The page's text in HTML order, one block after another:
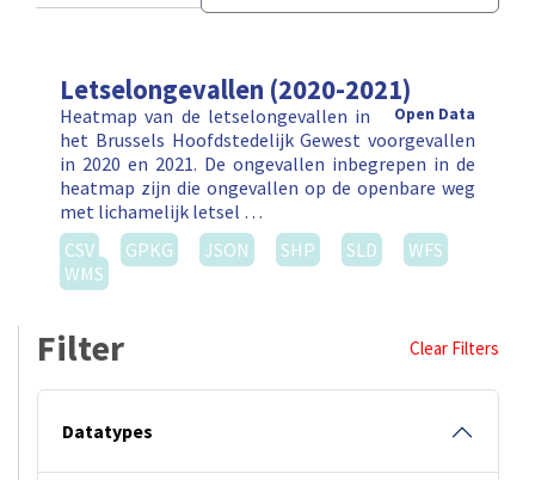
Letselongevallen (2020-2021)
Open Data
Heatmap van de letselongevallen in
het Brussels Hoofdstedelijk Gewest voorgevallen
in 2020 en 2021. De ongevallen inbegrepen in de
heatmap zijn die ongevallen op de openbare weg
met lichamelijk letsel …
CSV
GPKG JSON SHP SLD
WFS
WMS
Filter Clear Filters
Datatypes